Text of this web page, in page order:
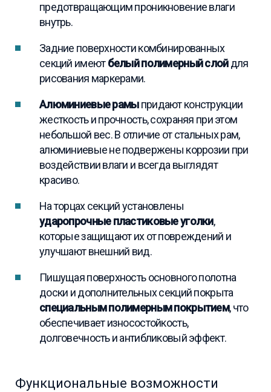
предотвращающим проникновение влаги
внутрь.
Задние поверхности комбинированных
секций имеютбелый полимерный слойдля
рисования маркерами.
Алюминиевые рамыпридают конструкции
жесткость и прочность, сохраняя при этом
небольшой вес. В отличие от стальных рам,
алюминиевые не подвержены коррозии при
воздействии влаги и всегда выглядят
красиво.
На торцах секций установлены
ударопрочные пластиковые уголки,
которые защищают их от повреждений и
улучшают внешний вид.
Пишущая поверхность основного полотна
доски и дополнительных секций покрыта
специальным полимерным покрытием, что
обеспечивает износостойкость,
долговечность и антибликовый эффект.
Функциональные возможности